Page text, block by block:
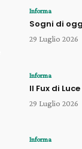
Informa
Sogni di
29 Luglio 2026
Informa
Il Fux di Luce
29 Luglio 2026
Informa